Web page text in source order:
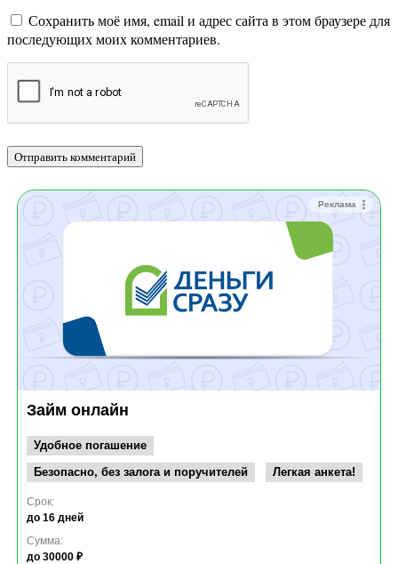
Сохранить моё имя, email и адрес сайта в этом браузере для
последующих моих комментариев.
Реклама
Займ онлайн
Удобное погашение
Безопасно, без залога и поручителей
Легкая анкета!
Срок:
до 16 дней
Сумма:
до 30000 ₽